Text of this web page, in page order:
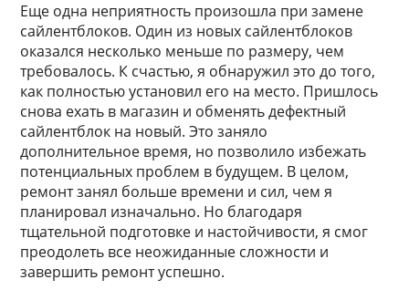
Еще одна неприятность произошла при замене
сайлентблоков. Один из новых сайлентблоков
оказался несколько меньше по размеру, чем
требовалось. К счастью, я обнаружил это до того,
как полностью установил его на место. Пришлось
снова ехать в магазин и обменять дефектный
сайлентблок на новый. Это заняло
дополнительное время, но позволило избежать
потенциальных проблем в будущем. В целом,
ремонт занял больше времени и сил, чем я
планировал изначально. Но благодаря
тщательной подготовке и настойчивости, я смог
преодолеть все неожиданные сложности и
завершить ремонт успешно.